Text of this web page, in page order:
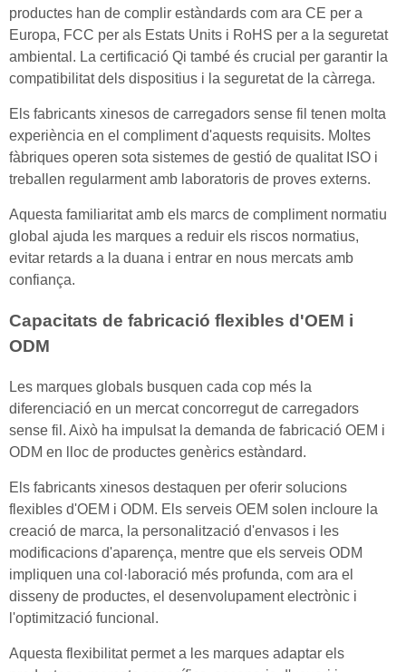
productes han de complir estàndards com ara CE per a
Europa, FCC per als Estats Units i RoHS per a la seguretat
ambiental. La certificació Qi també és crucial per garantir la
compatibilitat dels dispositius i la seguretat de la càrrega.
Els fabricants xinesos de carregadors sense fil tenen molta
experiència en el compliment d'aquests requisits. Moltes
fàbriques operen sota sistemes de gestió de qualitat ISO i
treballen regularment amb laboratoris de proves externs.
Aquesta familiaritat amb els marcs de compliment normatiu
global ajuda les marques a reduir els riscos normatius,
evitar retards a la duana i entrar en nous mercats amb
confiança.
Capacitats de fabricació flexibles d'OEM i
ODM
Les marques globals busquen cada cop més la
diferenciació en un mercat concorregut de carregadors
sense fil. Això ha impulsat la demanda de fabricació OEM i
ODM en lloc de productes genèrics estàndard.
Els fabricants xinesos destaquen per oferir solucions
flexibles d'OEM i ODM. Els serveis OEM solen incloure la
creació de marca, la personalització d'envasos i les
modificacions d'aparença, mentre que els serveis ODM
impliquen una col·laboració més profunda, com ara el
disseny de productes, el desenvolupament electrònic i
l'optimització funcional.
Aquesta flexibilitat permet a les marques adaptar els